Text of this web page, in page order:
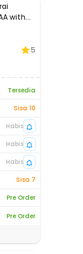
with
5
Tersedia
Sisa 10
Habis
Habis
Habis
Sisa 7
Pre Order
Pre Order